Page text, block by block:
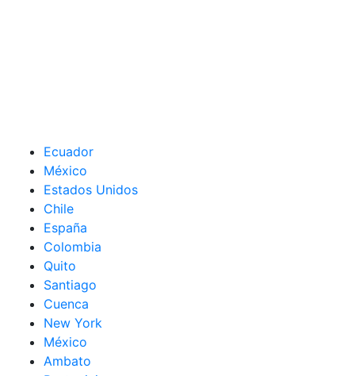
Ecuador
México
Estados Unidos
Chile
España
Colombia
Quito
Santiago
Cuenca
New York
México
Ambato